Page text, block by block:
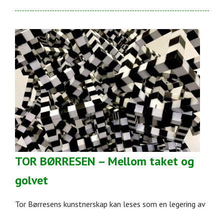
TOR BØRRESEN – Mellom taket og
golvet
Tor Børresens kunstnerskap kan leses som en legering av